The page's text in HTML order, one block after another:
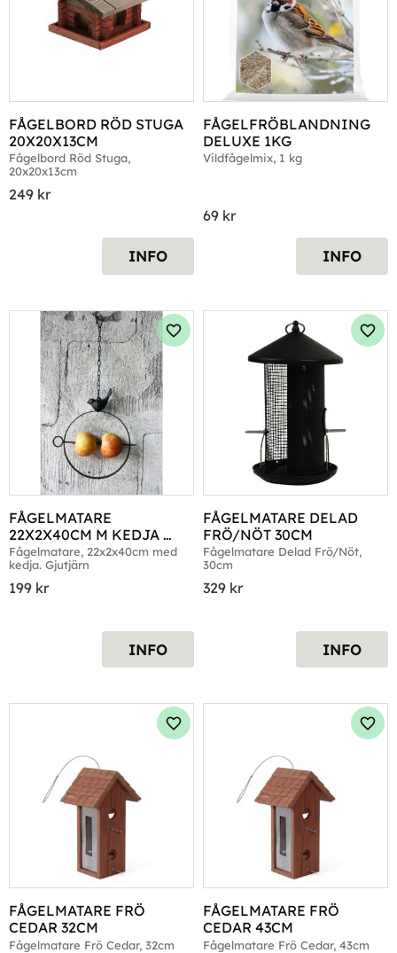
FÅGELBORD RÖD STUGA
20X20X13CM
Fågelbord Röd Stuga,
20x20x13cm
249 kr
INFO
FÅGELFRÖBLANDNING
DELUXE 1KG
Vildfågelmix, 1 kg
69 kr
INFO
FÅGELMATARE
22X2X40CM M KEDJA
GJUTJÄRN
Fågelmatare, 22x2x40cm med
kedja. Gjutjärn
199 kr
Lägg till i favoriter
INFO
FÅGELMATARE DELAD
FRÖ/NÖT 30CM
Fågelmatare Delad Frö/Nöt,
30cm
329 kr
INFO
FÅGELMATARE FRÖ
CEDAR 32CM
Fågelmatare Frö Cedar, 32cm
Lägg till i favoriter
FÅGELMATARE FRÖ
CEDAR 43CM
Fågelmatare Frö Cedar, 43cm